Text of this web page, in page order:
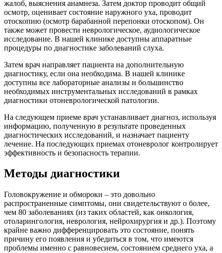
жалоб, выяснения анамнеза. Затем доктор проводит общий
осмотр, оценивает состояние наружного уха, проводит
отоскопию (осмотр барабанной перепонки отоскопом). Он
также может провести неврологическое, аудиологическое
исследование. В нашей клинике доступны аппаратные
процедуры по диагностике заболеваний слуха.
Затем врач направляет пациента на дополнительную
диагностику, если она необходима. В нашей клинике
доступны все лабораторные анализы и большинство
необходимых инструментальных исследований в рамках
диагностики отоневрологической патологии.
На следующем приеме врач устанавливает диагноз, используя
информацию, полученную в результате проведенных
диагностических исследований, и назначает пациенту
лечение. На последующих приемах отоневролог контролирует
эффективность и безопасность терапии.
Методы диагностики
Головокружение и обмороки – это довольно
распространенные симптомы, они свидетельствуют о более,
чем 80 заболеваниях (из таких областей, как онкология,
отоларингология, неврология, нейрохирургия и др.). Поэтому
крайне важно дифференцировать это состояние, понять
причину его появления и убедиться в том, что имеются
проблемы именно с равновесием, состоянием среднего уха, а